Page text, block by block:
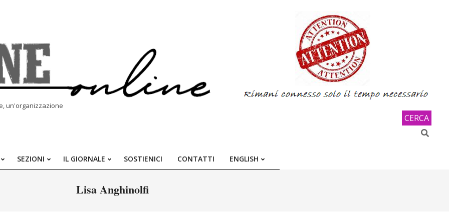
un'organizzazione
CERCA
Search
Primary
Menu
SEZIONI IL GIORNALE SOSTIENICI CONTATTI ENGLISH
Lisa Anghinolfi